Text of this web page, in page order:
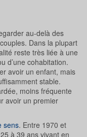
au-delà des
Dans la plupart
reste très liée à une
d’une cohabitation.
avoir un enfant, mais
stable.
moins fréquente
avoir un premier
sens. Entre 1970 et
à 39 ans vivant en